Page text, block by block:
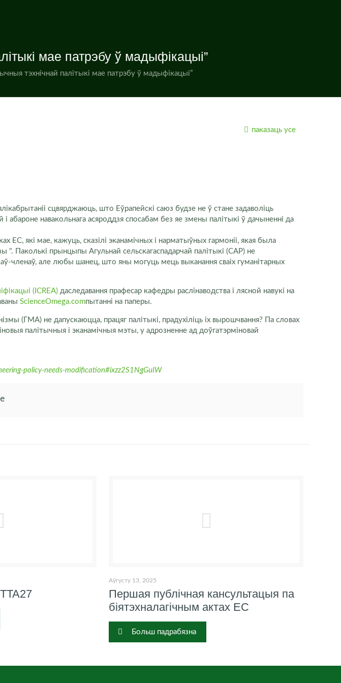
мае патрэбу ў мадыфікацыі”
тэхнічнай палітыкі мае патрэбу ў мадыфікацыі”
паказаць усе
сцвярджаюць, што Еўрапейскі саюз будзе не ў стане задаволіць
абароне навакольнага асяроддзя спосабам без яе змены палітыкі ў дачыненні да
ЕС, які мае, кажуць, сказілі эканамічных і нарматыўных гармоніі, якая была
". Паколькі прынцыпы Агульнай сельскагаспадарчай палітыкі (CAP) не
членаў, але любы шанец, што яны могуць мець выканання сваіх гуманітарных
(ICREA) даследавання прафесар кафедры раслінаводства і лясной навукі на
ScienceOmega.comпытанні на паперы.
(ГМА) не дапускаюцца, працяг палітыкі, прадухіліць іх вырошчвання? Па словах
палітычныя і эканамічныя мэты, у адрозненне ад доўгатэрміновай
policy-needs-modification#ixzz2S1NgGuIW
Аўгусту 13, 2025
Першая публічная кансультацыя па
біятэхналагічным актах ЕС
Больш падрабязна